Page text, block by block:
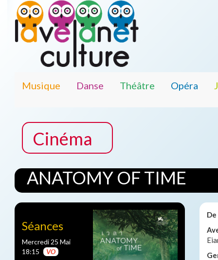
Musique Danse Théâtre Opéra
Cinéma
ANATOMY OF TIME
Séances
Mercredi 25 Mai
18:15
VO
De